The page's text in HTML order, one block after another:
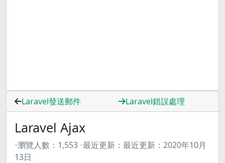
Laravel發送郵件 Laravel錯誤處理
Laravel Ajax
瀏覽人數： 1,553 最近更新： 最近更新： 2020年10月
13日